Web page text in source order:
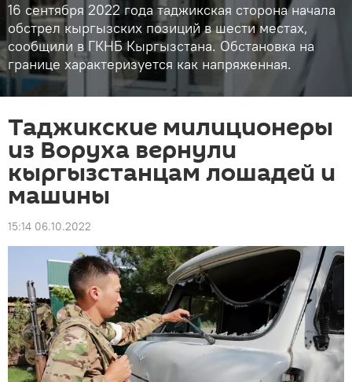
16 сентября 2022 года таджикская сторона начала
обстрел кыргызских позиций в шести местах,
сообщили в ГКНБ Кыргызстана. Обстановка на
границе характеризуется как напряженная.
Таджикские милиционеры
из Воруха вернули
кыргызстанцам лошадей и
машины
15:14 06.10.2022